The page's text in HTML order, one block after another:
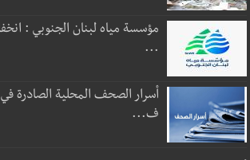
مؤسسة مياه لبنان الجنوبي :
...
أسرار الصحف المحلية الصادرة
ف...